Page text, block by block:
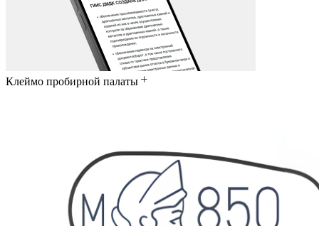
Клеймо пробирной палаты